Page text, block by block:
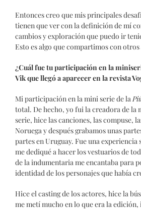
Entonces creo que mis principales
tienen que ver con la definición de mí
cambios y exploración que puedo ir
Esto es algo que compartimos con
¿Cuál fue tu participación en la
Vik que llegó a aparecer en la revista
Mi participación en la mini serie de la
total. De hecho, yo fui la creadora de la
serie, hice las canciones, las compuse,
Noruega y después grabamos unas
partes en Uruguay. Fue una
me dediqué a hacer los vestuarios de
de la indumentaria me encantaba para
identidad de los personajes que había
Hice el casting de los actores, hice la
me metí mucho en lo que era la